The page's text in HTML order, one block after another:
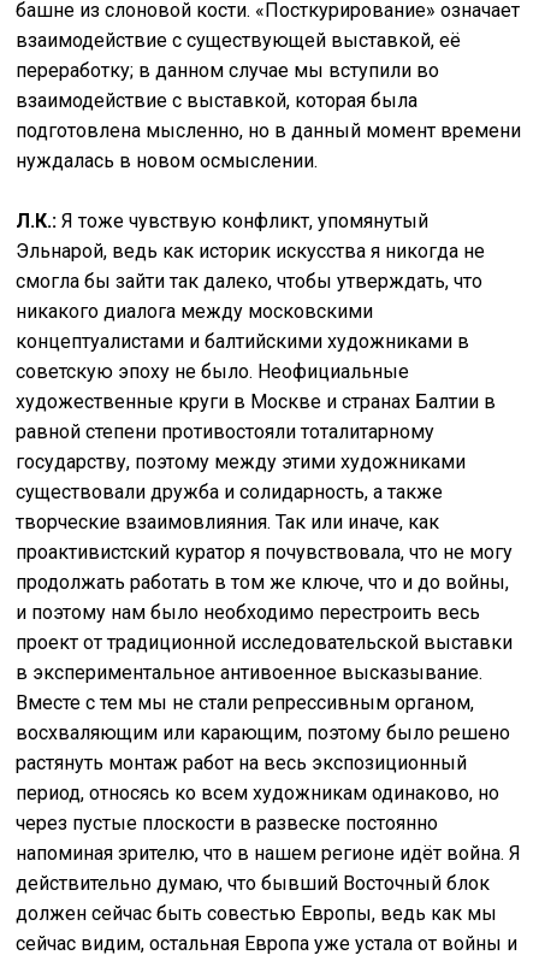
башне из слоновой кости. «Посткурирование» означает
взаимодействие с существующей выставкой, её
переработку; в данном случае мы вступили во
взаимодействие с выставкой, которая была
подготовлена мысленно, но в данный момент времени
нуждалась в новом осмыслении.
Л.К.:Я тоже чувствую конфликт, упомянутый
Эльнарой, ведь как историк искусства я никогда не
смогла бы зайти так далеко, чтобы утверждать, что
никакого диалога между московскими
концептуалистами и балтийскими художниками в
советскую эпоху не было. Неофициальные
художественные круги в Москве и странах Балтии в
равной степени противостояли тоталитарному
государству, поэтому между этими художниками
существовали дружба и солидарность, а также
творческие взаимовлияния. Так или иначе, как
проактивистский куратор я почувствовала, что не могу
продолжать работать в том же ключе, что и до войны,
и поэтому нам было необходимо перестроить весь
проект от традиционной исследовательской выставки
в экспериментальное антивоенное высказывание.
Вместе с тем мы не стали репрессивным органом,
восхваляющим или карающим, поэтому было решено
растянуть монтаж работ на весь экспозиционный
период, относясь ко всем художникам одинаково, но
через пустые плоскости в развеске постоянно
напоминая зрителю, что в нашем регионе идёт война. Я
действительно думаю, что бывший Восточный блок
должен сейчас быть совестью Европы, ведь как мы
сейчас видим, остальная Европа уже устала от войны и